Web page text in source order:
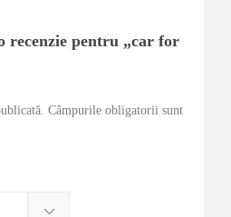
recenzie pentru „car for
Câmpurile obligatorii sunt